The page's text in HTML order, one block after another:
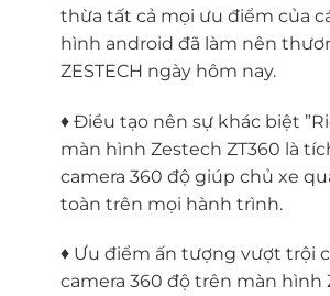
thừa tất cả mọi ưu điểm của
hình android đã làm nên
ZESTECH ngày hôm nay.
♦ Điều tạo nên sự khác biệt
màn hình Zestech ZT360 là
camera 360 độ giúp chủ xe
toàn trên mọi hành trình.
♦ Ưu điểm ấn tượng vượt trội
camera 360 độ trên màn hình